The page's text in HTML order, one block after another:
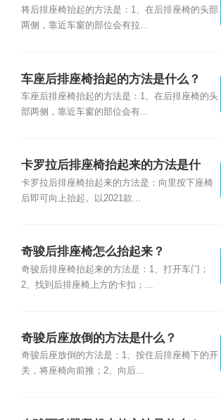
将后排座椅抬起的方法是：1、在后排座椅的头部
两侧，靠近车窗的部位会有拉...
车座后排座椅抬起的方法是什么？
车座后排座椅抬起的方法是：1、在后排座椅的头
部两侧，靠近车窗的部位会有...
卡罗拉后排座椅抬起来的方法是什
么？
卡罗拉后排座椅抬起来的方法是：向里按下座椅
后即可向上抬起。以2021款...
奇骏后排座椅怎么抬起来？
奇骏后排座椅抬起来的方法是：1、打开车门；
2、找到后排座椅上方的卡扣；...
奇骏后座放倒的方法是什么？
奇骏后座放倒的方法是：1、按住后排座椅下的开
关，将座椅向前推；2、向后...